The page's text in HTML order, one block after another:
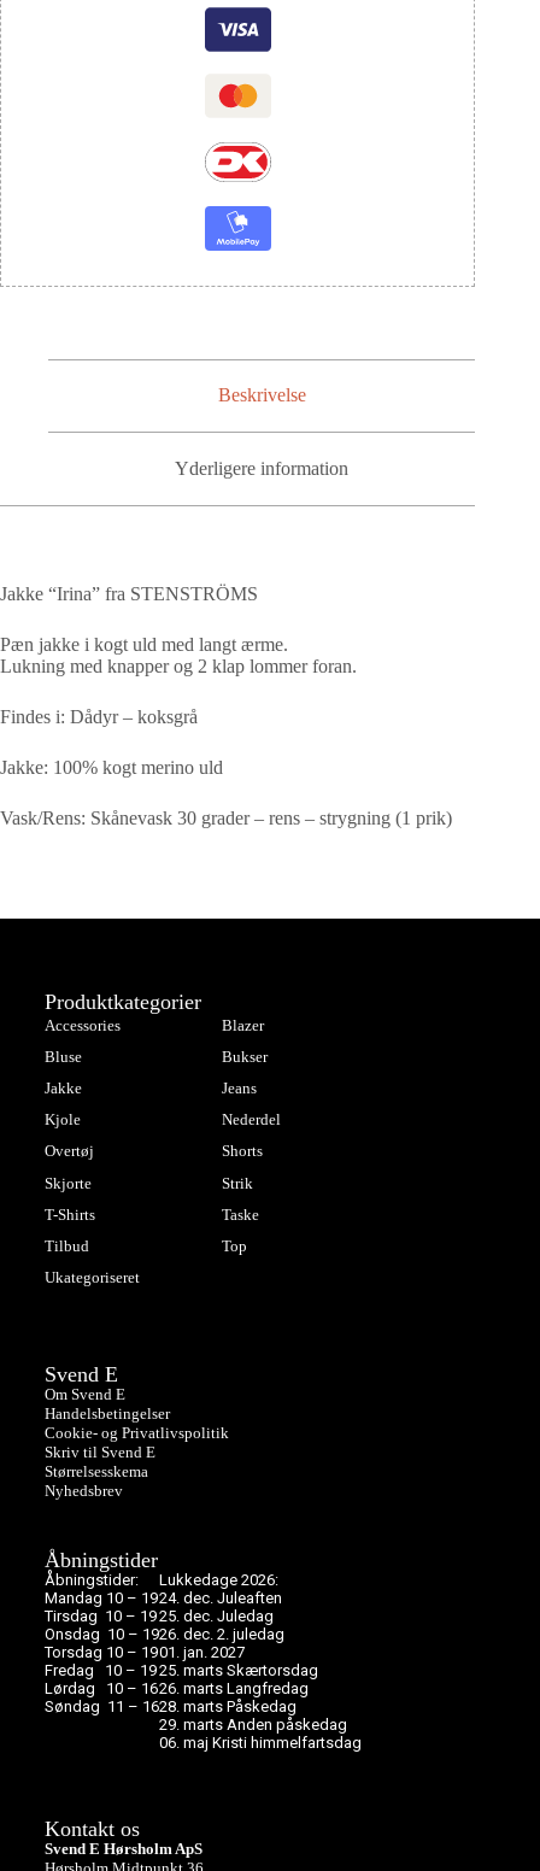
Beskrivelse
Yderligere information
Jakke “Irina” fra STENSTRÖMS
Pæn jakke i kogt uld med langt ærme.
Lukning med knapper og 2 klap lommer foran.
Findes i: Dådyr – koksgrå
Jakke: 100% kogt merino uld
Vask/Rens: Skånevask 30 grader – rens – strygning (1 prik)
Produktkategorier
Accessories
Blazer
Bluse
Bukser
Jakke
Jeans
Kjole
Nederdel
Overtøj
Shorts
Skjorte
Strik
T-Shirts
Taske
Tilbud
Top
Ukategoriseret
Svend E
Om Svend E
Handelsbetingelser
Cookie- og Privatlivspolitik
Skriv til Svend E
Størrelsesskema
Nyhedsbrev
Åbningstider
Åbningstider:
Mandag 10 – 19
Tirsdag 10 – 19
Onsdag 10 – 19
Torsdag 10 – 19
Fredag 10 – 19
Lørdag 10 – 16
Søndag 11 – 16
Lukkedage 2026:
24. dec. Juleaften
25. dec. Juledag
26. dec. 2. juledag
01. jan. 2027
25. marts Skærtorsdag
26. marts Langfredag
28. marts Påskedag
29. marts Anden påskedag
06. maj Kristi himmelfartsdag
Kontakt os
Svend E Hørsholm ApS